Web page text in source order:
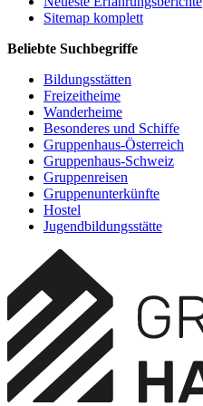
Sitemap komplett
Beliebte Suchbegriffe
Bildungsstätten
Freizeitheime
Wanderheime
Besonderes und Schiffe
Gruppenhaus-Österreich
Gruppenhaus-Schweiz
Gruppenreisen
Gruppenunterkünfte
Hostel
Jugendbildungsstätte